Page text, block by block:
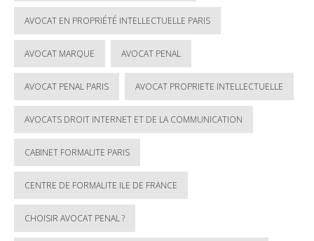
AVOCAT EN PROPRIÉTÉ INTELLECTUELLE PARIS
AVOCAT MARQUE AVOCAT PENAL
AVOCAT PENAL PARIS AVOCAT PROPRIETE INTELLECTUELLE
AVOCATS DROIT INTERNET ET DE LA COMMUNICATION
CABINET FORMALITE PARIS
CENTRE DE FORMALITE ILE DE FRANCE
CHOISIR AVOCAT PENAL ?